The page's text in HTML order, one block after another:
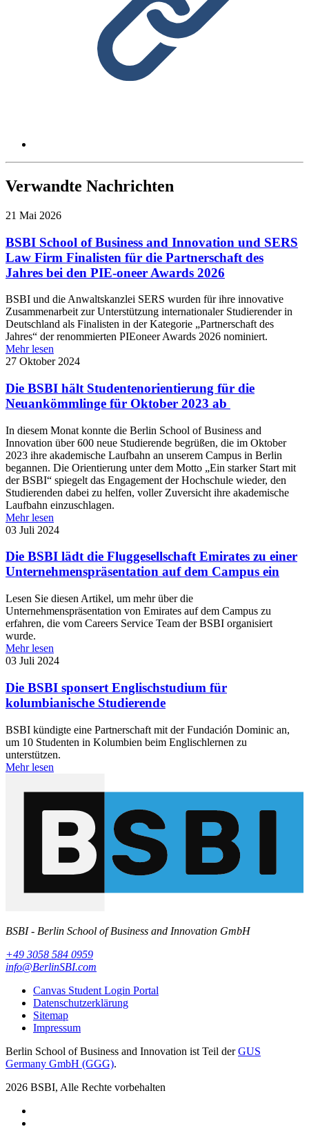
Verwandte Nachrichten
21 Mai 2026
BSBI School of Business and Innovation und SERS
Law Firm Finalisten für die Partnerschaft des
Jahres bei den PIE-oneer Awards 2026
BSBI und die Anwaltskanzlei SERS wurden für ihre innovative
Zusammenarbeit zur Unterstützung internationaler Studierender in
Deutschland als Finalisten in der Kategorie „Partnerschaft des
Jahres“ der renommierten PIEoneer Awards 2026 nominiert.
Mehr lesen
27 Oktober 2024
Die BSBI hält Studentenorientierung für die
Neuankömmlinge für Oktober 2023 ab
In diesem Monat konnte die Berlin School of Business and
Innovation über 600 neue Studierende begrüßen, die im Oktober
2023 ihre akademische Laufbahn an unserem Campus in Berlin
begannen. Die Orientierung unter dem Motto „Ein starker Start mit
der BSBI“ spiegelt das Engagement der Hochschule wieder, den
Studierenden dabei zu helfen, voller Zuversicht ihre akademische
Laufbahn einzuschlagen.
Mehr lesen
03 Juli 2024
Die BSBI lädt die Fluggesellschaft Emirates zu einer
Unternehmenspräsentation auf dem Campus ein
Lesen Sie diesen Artikel, um mehr über die
Unternehmenspräsentation von Emirates auf dem Campus zu
erfahren, die vom Careers Service Team der BSBI organisiert
wurde.
Mehr lesen
03 Juli 2024
Die BSBI sponsert Englischstudium für
kolumbianische Studierende
BSBI kündigte eine Partnerschaft mit der Fundación Dominic an,
um 10 Studenten in Kolumbien beim Englischlernen zu
unterstützen.
Mehr lesen
BSBI - Berlin School of Business and Innovation GmbH
+49 3058 584 0959
info@BerlinSBI.com
Canvas Student Login Portal
Datenschutzerklärung
Sitemap
Impressum
Berlin School of Business and Innovation ist Teil derGUS
Germany GmbH (GGG).
2026 BSBI, Alle Rechte vorbehalten